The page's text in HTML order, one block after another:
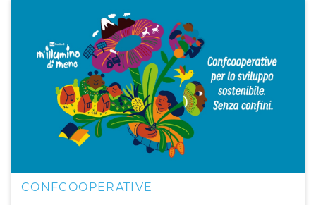
CONFCOOPERATIVE